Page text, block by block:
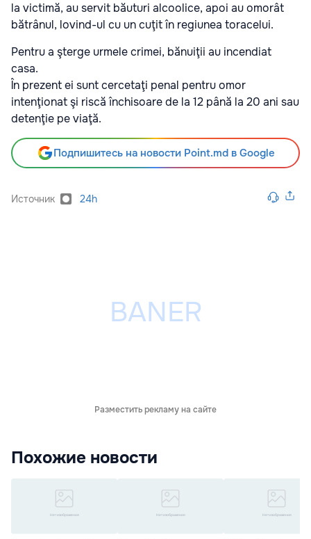
la victimă, au servit băuturi alcoolice, apoi au omorât
bătrânul, lovind-ul cu un cuţit în regiunea toracelui.
Pentru a şterge urmele crimei, bănuiţii au incendiat
casa.
În prezent ei sunt cercetaţi penal pentru omor
intenţionat şi riscă închisoare de la 12 până la 20 ani sau
detenţie pe viaţă.
Подпишитесь на новости Point.md в Google
Источник 24h
Разместить рекламу на сайте
Похожие новости